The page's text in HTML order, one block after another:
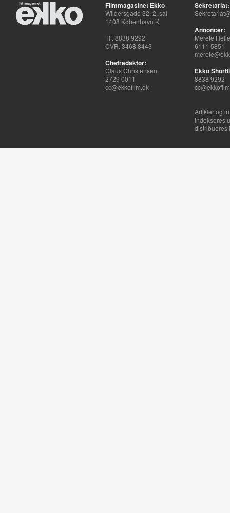
Filmmagasinet Ekko
Wildersgade 32, 2. sal
1408 København K
Tlf. 8838 9292
CVR. 3468 8443
Chefredaktør:
Claus Christensen
2729 0011
cc@ekkofilm.dk
Sekretariat:
Annoncer:
Merete
6111 5851
Ekko
8838 9292
Artikler og
indekseres
distribueres